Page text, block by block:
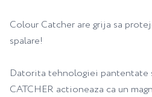
Colour Catcher are grija sa
spalare!
Datorita tehnologiei pantentate
CATCHER actioneaza ca un